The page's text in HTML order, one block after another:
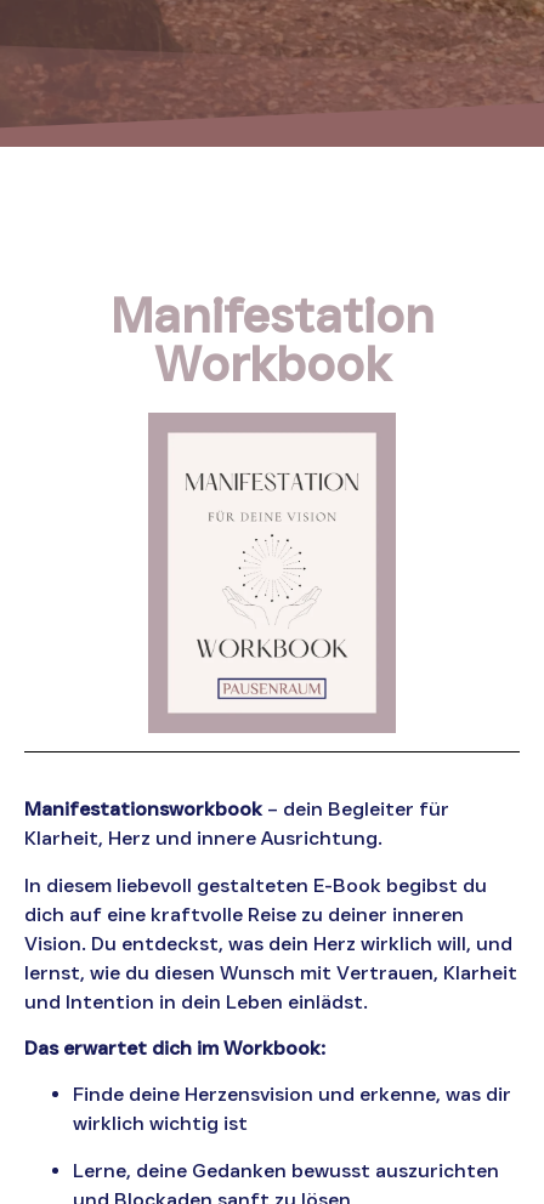
Manifestation
Workbook
Manifestationsworkbook – dein Begleiter für
Klarheit, Herz und innere Ausrichtung.
In diesem liebevoll gestalteten E-Book begibst du
dich auf eine kraftvolle Reise zu deiner inneren
Vision. Du entdeckst, was dein Herz wirklich will, und
lernst, wie du diesen Wunsch mit Vertrauen, Klarheit
und Intention in dein Leben einlädst.
Das erwartet dich im Workbook:
Finde deine Herzensvision und erkenne, was dir
wirklich wichtig ist
Lerne, deine Gedanken bewusst auszurichten